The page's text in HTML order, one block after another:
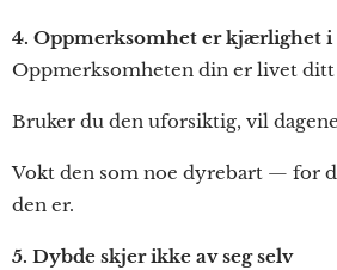
4. Oppmerksomhet er kjærlighet i
Oppmerksomheten din er livet
Bruker du den uforsiktig, vil
Vokt den som noe dyrebart — for
den er.
5. Dybde skjer ikke av seg selv